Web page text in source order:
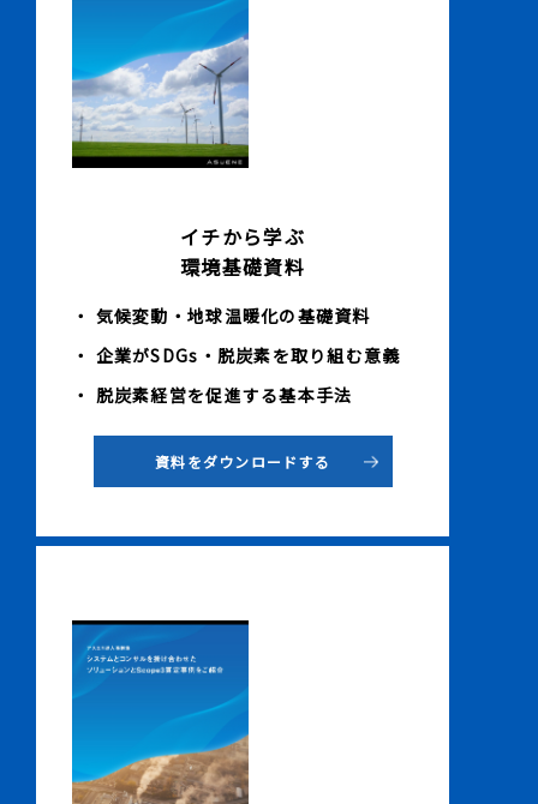
イチから学ぶ
環境基礎資料
・ 気候変動・地球温暖化の基礎資料
・ 企業がSDGs・脱炭素を取り組む意義
・ 脱炭素経営を促進する基本手法
資料をダウンロードする